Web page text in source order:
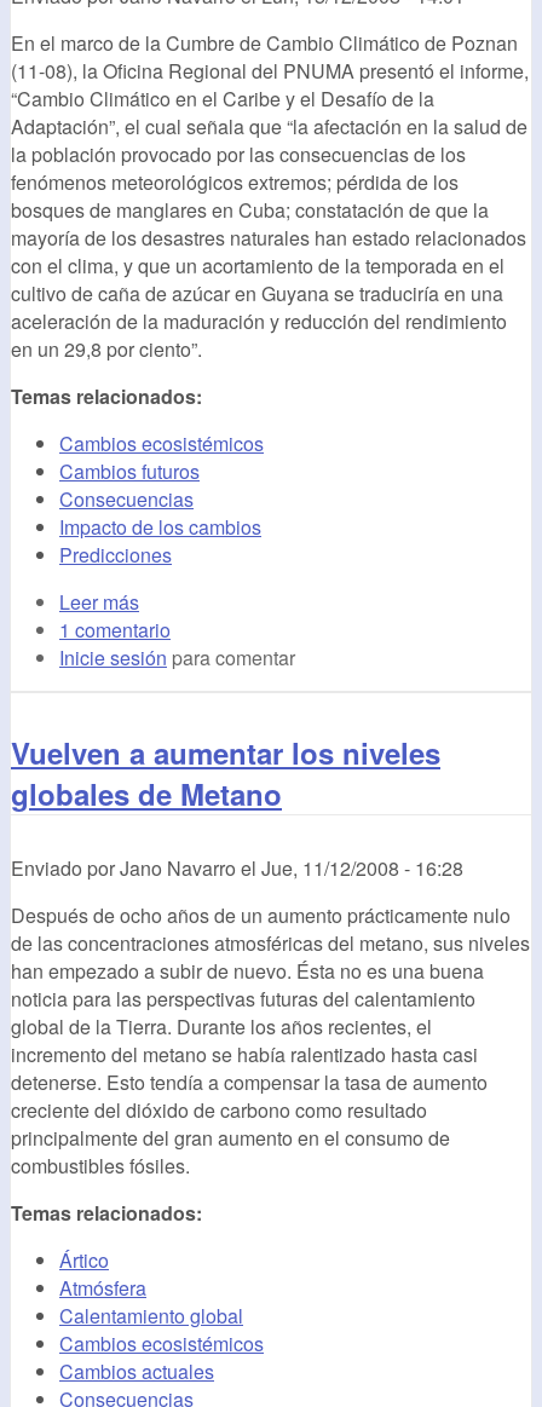
En el marco de la Cumbre de Cambio Climático de Poznan
(11-08), la Oficina Regional del PNUMA presentó el informe,
“Cambio Climático en el Caribe y el Desafío de la
Adaptación”, el cual señala que “la afectación en la salud de
la población provocado por las consecuencias de los
fenómenos meteorológicos extremos; pérdida de los
bosques de manglares en Cuba; constatación de que la
mayoría de los desastres naturales han estado relacionados
con el clima, y que un acortamiento de la temporada en el
cultivo de caña de azúcar en Guyana se traduciría en una
aceleración de la maduración y reducción del rendimiento
en un 29,8 por ciento”.
Temas relacionados:
Cambios ecosistémicos
Cambios futuros
Consecuencias
Impacto de los cambios
Predicciones
Leer más
1 comentario
Inicie sesión para comentar
Vuelven a aumentar los niveles
globales de Metano
Enviado porJano Navarro el Jue, 11/12/2008 - 16:28
Después de ocho años de un aumento prácticamente nulo
de las concentraciones atmosféricas del metano, sus niveles
han empezado a subir de nuevo. Ésta no es una buena
noticia para las perspectivas futuras del calentamiento
global de la Tierra. Durante los años recientes, el
incremento del metano se había ralentizado hasta casi
detenerse. Esto tendía a compensar la tasa de aumento
creciente del dióxido de carbono como resultado
principalmente del gran aumento en el consumo de
combustibles fósiles.
Temas relacionados:
Ártico
Atmósfera
Calentamiento global
Cambios ecosistémicos
Cambios actuales
Consecuencias